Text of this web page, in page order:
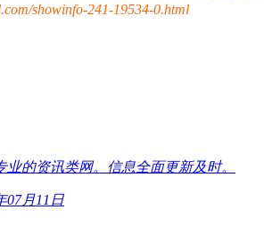
showinfo-241-19534-0.html
业的资讯类网。信息全面更新及时。
07月11日